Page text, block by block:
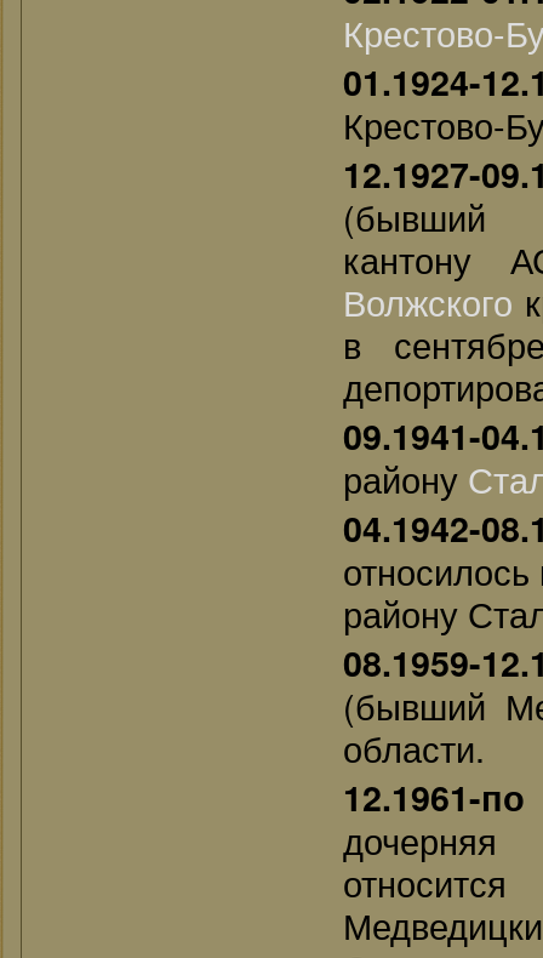
Крестово-
01.1924-
Крестово-
12.1927-
(бывший
Волжского
в
09.1941-
району
04.1942-
району
08.1959-
(бывший
области.
12.1961-